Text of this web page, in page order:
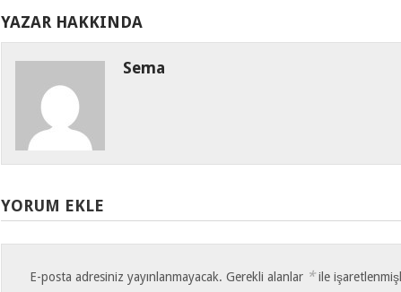
YAZAR HAKKINDA
Sema
YORUM EKLE
E-posta adresiniz yayınlanmayacak. Gerekli alanlar *ile